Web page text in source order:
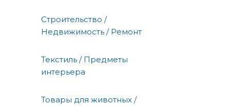
Строительство /
Недвижимость / Ремонт
Текстиль / Предметы
интерьера
Товары для животных /